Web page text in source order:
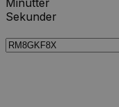
Minutter
Sekunder